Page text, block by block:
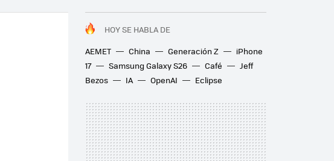
HOY SE HABLA DE
AEMET
China Generación Z
iPhone
17
Samsung Galaxy S26 Café
Jeff
Bezos
IA OpenAI Eclipse